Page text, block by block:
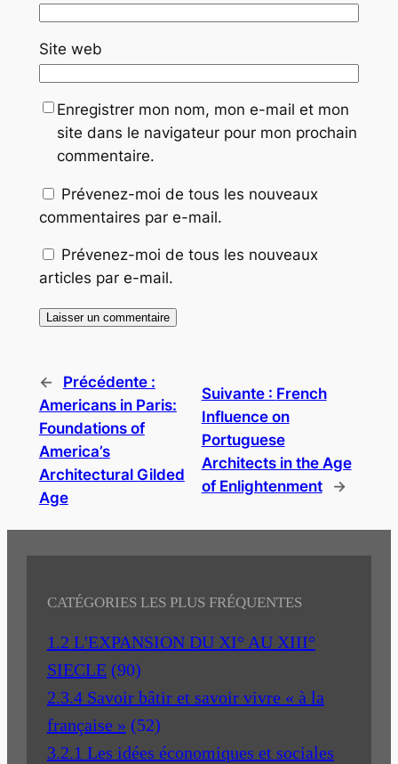
Site web
Enregistrer mon nom, mon e-mail et mon
site dans le navigateur pour mon prochain
commentaire.
Prévenez-moi de tous les nouveaux
commentaires par e-mail.
Prévenez-moi de tous les nouveaux
articles par e-mail.
←
Précédente :
Americans in Paris:
Foundations of
America’s
Architectural Gilded
Age
Suivante : French
Influence on
Portuguese
Architects in the Age
of Enlightenment
→
CATÉGORIES LES PLUS FRÉQUENTES
1.2 L'EXPANSION DU XI° AU XIII°
SIECLE (90)
2.3.4 Savoir bâtir et savoir vivre « à la
française » (52)
3.2.1 Les idées économiques et sociales